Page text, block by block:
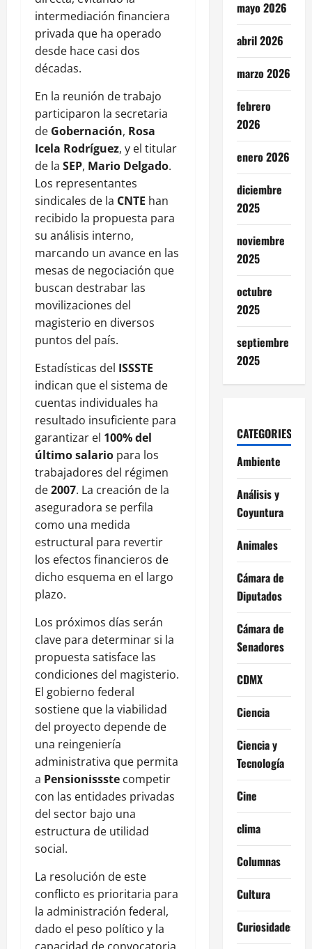
intermediación financiera
privada que ha operado
desde hace casi dos
décadas.
En la reunión de trabajo
participaron la secretaria
de Gobernación, Rosa
Icela Rodríguez, y el titular
de la SEP, Mario Delgado.
Los representantes
sindicales de la CNTE han
recibido la propuesta para
su análisis interno,
marcando un avance en las
mesas de negociación que
buscan destrabar las
movilizaciones del
magisterio en diversos
puntos del país.
Estadísticas del ISSSTE
indican que el sistema de
cuentas individuales ha
resultado insuficiente para
garantizar el 100% del
último salario para los
trabajadores del régimen
de2007. La creación de la
aseguradora se perfila
como una medida
estructural para revertir
los efectos financieros de
dicho esquema en el largo
plazo.
Los próximos días serán
clave para determinar si la
propuesta satisface las
condiciones del magisterio.
El gobierno federal
sostiene que la viabilidad
del proyecto depende de
una reingeniería
administrativa que permita
a Pensionissste competir
con las entidades privadas
del sector bajo una
estructura de utilidad
social.
La resolución de este
conflicto es prioritaria para
la administración federal,
dado el peso político y la
mayo 2026
abril 2026
marzo 2026
febrero
2026
enero 2026
diciembre
2025
noviembre
2025
octubre
2025
septiembre
2025
CATEGORIES
Ambiente
Análisis y
Coyuntura
Animales
Cámara de
Diputados
Cámara de
Senadores
CDMX
Ciencia
Ciencia y
Tecnología
Cine
clima
Columnas
Cultura
Curiosidades